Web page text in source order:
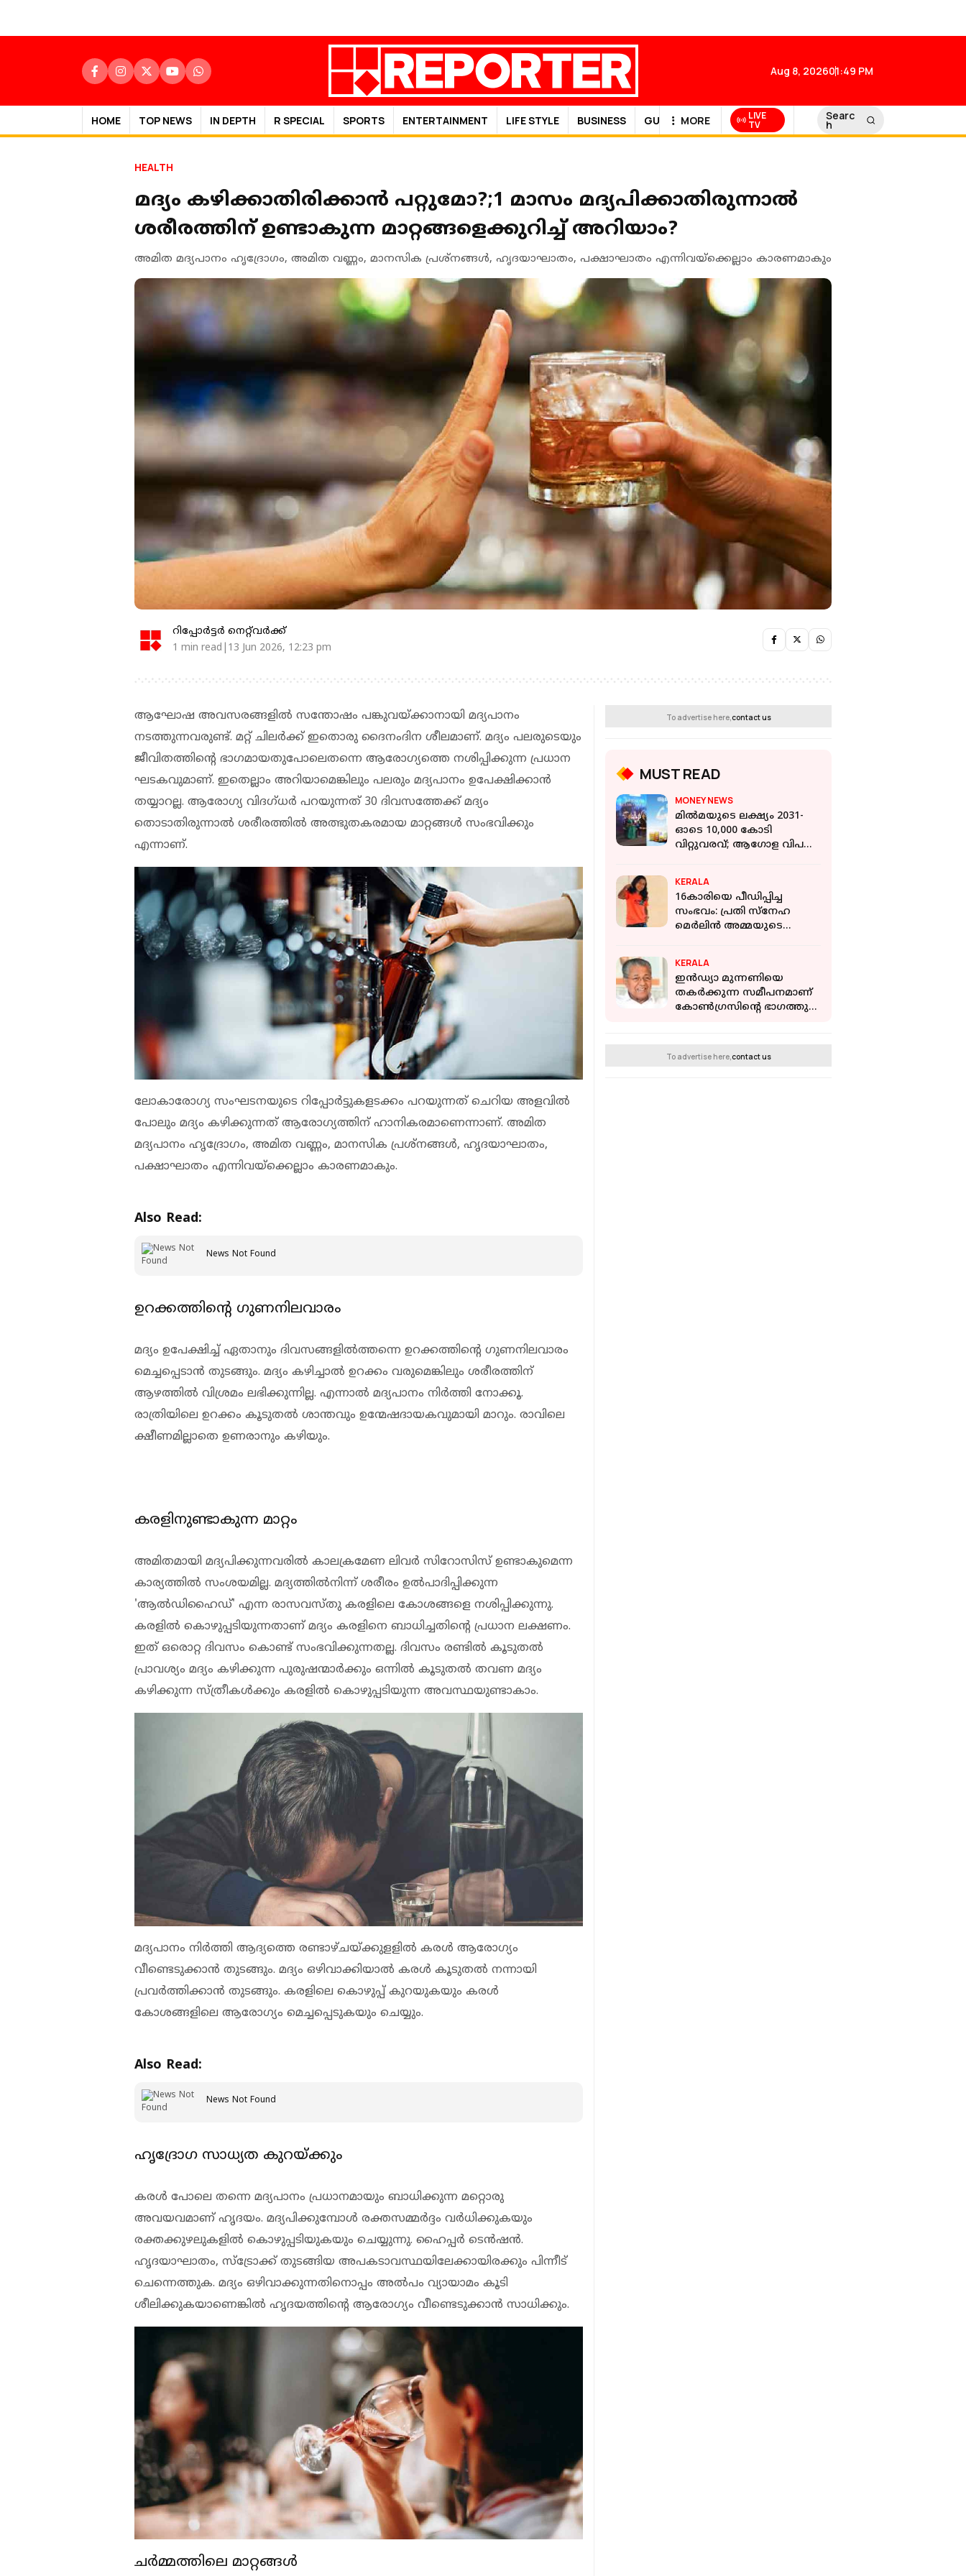
Aug 8, 202601:49 PM
HOME TOP NEWS IN DEPTH R SPECIAL SPORTS ENTERTAINMENT LIFE STYLE BUSINESS GULF NEWS
MORE LIVE
TV
Searc
h
HEALTH
മദ്യം കഴിക്കാതിരിക്കാൻ പറ്റുമോ?;1 മാസം മദ്യപിക്കാതിരുന്നാൽ
ശരീരത്തിന് ഉണ്ടാകുന്ന മാറ്റങ്ങളെക്കുറിച്ച് അറിയാം?
അമിത മദ്യപാനം ഹൃദ്രോഗം, അമിത വണ്ണം, മാനസിക പ്രശ്‌നങ്ങള്‍, ഹൃദയാഘാതം, പക്ഷാഘാതം എന്നിവയ്‌ക്കെല്ലാം കാരണമാകും
റിപ്പോർട്ടർ നെറ്റ്‌വര്‍ക്ക്‌
1 min read|13 Jun 2026, 12:23 pm
ആഘോഷ അവസരങ്ങളില്‍ സന്തോഷം പങ്കുവയ്ക്കാനായി മദ്യപാനം
നടത്തുന്നവരുണ്ട്. മറ്റ് ചിലര്‍ക്ക് ഇതൊരു ദൈനംദിന ശീലമാണ്. മദ്യം പലരുടെയും
ജീവിതത്തിന്റെ ഭാഗമായതുപോലെതന്നെ ആരോഗ്യത്തെ നശിപ്പിക്കുന്ന പ്രധാന
ഘടകവുമാണ്. ഇതെല്ലാം അറിയാമെങ്കിലും പലരും മദ്യപാനം ഉപേക്ഷിക്കാന്‍
തയ്യാറല്ല. ആരോഗ്യ വിദഗ്ധര്‍ പറയുന്നത് 30 ദിവസത്തേക്ക് മദ്യം
തൊടാതിരുന്നാല്‍ ശരീരത്തില്‍ അത്ഭുതകരമായ മാറ്റങ്ങള്‍ സംഭവിക്കും
എന്നാണ്.
ലോകാരോഗ്യ സംഘടനയുടെ റിപ്പോര്‍ട്ടുകളടക്കം പറയുന്നത് ചെറിയ അളവില്‍
പോലും മദ്യം കഴിക്കുന്നത് ആരോഗ്യത്തിന് ഹാനികരമാണെന്നാണ്. അമിത
മദ്യപാനം ഹൃദ്രോഗം, അമിത വണ്ണം, മാനസിക പ്രശ്‌നങ്ങള്‍, ഹൃദയാഘാതം,
പക്ഷാഘാതം എന്നിവയ്‌ക്കെല്ലാം കാരണമാകും.
Also Read:
News Not Found
ഉറക്കത്തിന്റെ ഗുണനിലവാരം
മദ്യം ഉപേക്ഷിച്ച് ഏതാനും ദിവസങ്ങളില്‍ത്തന്നെ ഉറക്കത്തിന്റെ ഗുണനിലവാരം
മെച്ചപ്പെടാന്‍ തുടങ്ങും. മദ്യം കഴിച്ചാല്‍ ഉറക്കം വരുമെങ്കിലും ശരീരത്തിന്
ആഴത്തില്‍ വിശ്രമം ലഭിക്കുന്നില്ല. എന്നാല്‍ മദ്യപാനം നിര്‍ത്തി നോക്കൂ.
രാത്രിയിലെ ഉറക്കം കൂടുതല്‍ ശാന്തവും ഉന്മേഷദായകവുമായി മാറും. രാവിലെ
ക്ഷീണമില്ലാതെ ഉണരാനും കഴിയും.
കരളിനുണ്ടാകുന്ന മാറ്റം
അമിതമായി മദ്യപിക്കുന്നവരില്‍ കാലക്രമേണ ലിവര്‍ സിറോസിസ് ഉണ്ടാകുമെന്ന
കാര്യത്തില്‍ സംശയമില്ല. മദ്യത്തില്‍നിന്ന് ശരീരം ഉല്‍പാദിപ്പിക്കുന്ന
'ആല്‍ഡിഹൈഡ്' എന്ന രാസവസ്തു കരളിലെ കോശങ്ങളെ നശിപ്പിക്കുന്നു.
കരളില്‍ കൊഴുപ്പടിയുന്നതാണ് മദ്യം കരളിനെ ബാധിച്ചതിന്റെ പ്രധാന ലക്ഷണം.
ഇത് ഒരൊറ്റ ദിവസം കൊണ്ട് സംഭവിക്കുന്നതല്ല. ദിവസം രണ്ടില്‍ കൂടുതല്‍
പ്രാവശ്യം മദ്യം കഴിക്കുന്ന പുരുഷന്മാര്‍ക്കും ഒന്നില്‍ കൂടുതല്‍ തവണ മദ്യം
കഴിക്കുന്ന സ്ത്രീകള്‍ക്കും കരളില്‍ കൊഴുപ്പടിയുന്ന അവസ്ഥയുണ്ടാകാം.
മദ്യപാനം നിര്‍ത്തി ആദ്യത്തെ രണ്ടാഴ്ചയ്ക്കുളളില്‍ കരള്‍ ആരോഗ്യം
വീണ്ടെടുക്കാന്‍ തുടങ്ങും. മദ്യം ഒഴിവാക്കിയാല്‍ കരള്‍ കൂടുതല്‍ നന്നായി
പ്രവര്‍ത്തിക്കാന്‍ തുടങ്ങും. കരളിലെ കൊഴുപ്പ് കുറയുകയും കരള്‍
കോശങ്ങളിലെ ആരോഗ്യം മെച്ചപ്പെടുകയും ചെയ്യും.
Also Read:
News Not Found
ഹൃദ്രോഗ സാധ്യത കുറയ്ക്കും
കരള്‍ പോലെ തന്നെ മദ്യപാനം പ്രധാനമായും ബാധിക്കുന്ന മറ്റൊരു
അവയവമാണ് ഹൃദയം. മദ്യപിക്കുമ്പോള്‍ രക്തസമ്മര്‍ദ്ദം വര്‍ധിക്കുകയും
രക്തക്കുഴലുകളില്‍ കൊഴുപ്പടിയുകയും ചെയ്യുന്നു. ഹൈപ്പര്‍ ടെന്‍ഷന്‍.
ഹൃദയാഘാതം, സ്‌ട്രോക്ക് തുടങ്ങിയ അപകടാവസ്ഥയിലേക്കായിരക്കും പിന്നീട്
ചെന്നെത്തുക. മദ്യം ഒഴിവാക്കുന്നതിനൊപ്പം അല്‍പം വ്യായാമം കൂടി
ശീലിക്കുകയാണെങ്കില്‍ ഹൃദയത്തിന്റെ ആരോഗ്യം വീണ്ടെടുക്കാന്‍ സാധിക്കും.
ചര്‍മ്മത്തിലെ മാറ്റങ്ങള്‍
To advertise here, contact us
MUST READ
MONEY NEWS
മില്‍മയുടെ ലക്ഷ്യം 2031-
ഓടെ 10,000 കോടി
വിറ്റുവരവ്; ആഗോള വിപണി
KERALA
16കാരിയെ പീഡിപ്പിച്ച
സംഭവം: പ്രതി സ്‌നേഹ
മെർലിൻ അമ്മയുടെ
KERALA
ഇൻഡ്യാ മുന്നണിയെ
തകർക്കുന്ന സമീപനമാണ്
കോൺഗ്രസിൻ്റെ ഭാഗത്തു
To advertise here, contact us